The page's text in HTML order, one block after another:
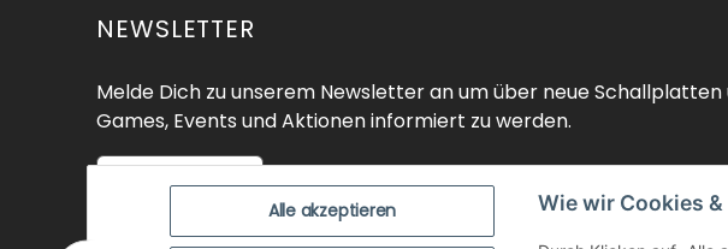
Alle akzeptieren Wie wir Cookies
NEWSLETTER
Melde Dich zu unserem Newsletter an um über neue Schallplatten
Games, Events und Aktionen informiert zu werden.
Zur Anmeldung